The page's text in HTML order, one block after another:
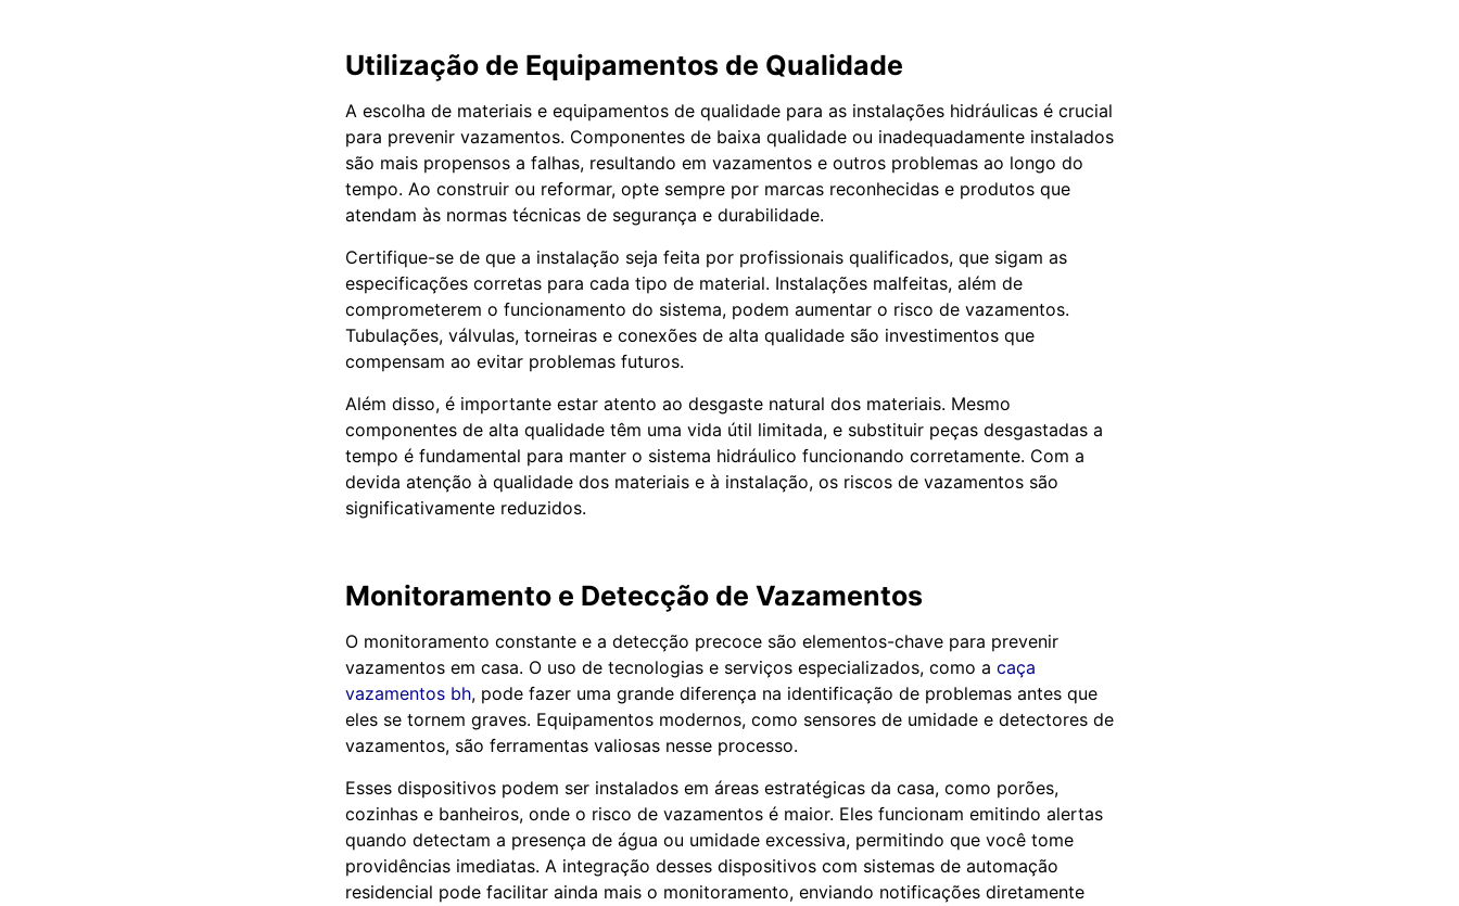
Utilização de Equipamentos de Qualidade
A escolha de materiais e equipamentos de qualidade para as instalações hidráulicas é crucial
para prevenir vazamentos. Componentes de baixa qualidade ou inadequadamente instalados
são mais propensos a falhas, resultando em vazamentos e outros problemas ao longo do
tempo. Ao construir ou reformar, opte sempre por marcas reconhecidas e produtos que
atendam às normas técnicas de segurança e durabilidade.
Certifique-se de que a instalação seja feita por profissionais qualificados, que sigam as
especificações corretas para cada tipo de material. Instalações malfeitas, além de
comprometerem o funcionamento do sistema, podem aumentar o risco de vazamentos.
Tubulações, válvulas, torneiras e conexões de alta qualidade são investimentos que
compensam ao evitar problemas futuros.
Além disso, é importante estar atento ao desgaste natural dos materiais. Mesmo
componentes de alta qualidade têm uma vida útil limitada, e substituir peças desgastadas a
tempo é fundamental para manter o sistema hidráulico funcionando corretamente. Com a
devida atenção à qualidade dos materiais e à instalação, os riscos de vazamentos são
significativamente reduzidos.
Monitoramento e Detecção de Vazamentos
O monitoramento constante e a detecção precoce são elementos-chave para prevenir
vazamentos em casa. O uso de tecnologias e serviços especializados, como a caça
vazamentos bh, pode fazer uma grande diferença na identificação de problemas antes que
eles se tornem graves. Equipamentos modernos, como sensores de umidade e detectores de
vazamentos, são ferramentas valiosas nesse processo.
Esses dispositivos podem ser instalados em áreas estratégicas da casa, como porões,
cozinhas e banheiros, onde o risco de vazamentos é maior. Eles funcionam emitindo alertas
quando detectam a presença de água ou umidade excessiva, permitindo que você tome
providências imediatas. A integração desses dispositivos com sistemas de automação
residencial pode facilitar ainda mais o monitoramento, enviando notificações diretamente